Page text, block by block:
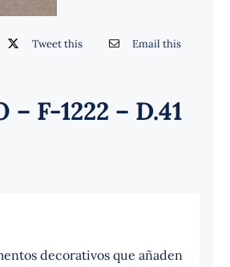
Tweet this Email this
– F-1222 – D.41
decorativos que añaden